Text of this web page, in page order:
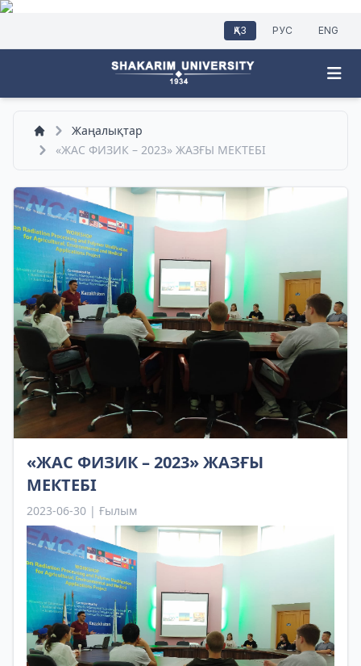
ҚАЗ РУС ENG
Жаңалықтар
«ЖАС ФИЗИК – 2023» ЖАЗҒЫ МЕКТЕБІ
«ЖАС ФИЗИК – 2023» ЖАЗҒЫ
МЕКТЕБІ
2023-06-30 | Ғылым